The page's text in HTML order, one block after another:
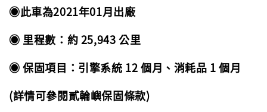
◉此車為2021年01月出廠
◉ 里程數：約 25,943 公里
◉ 保固項目：引擎系統 12 個月、消耗品 1 個月
(詳情可參閱貳輪嶼保固條款)